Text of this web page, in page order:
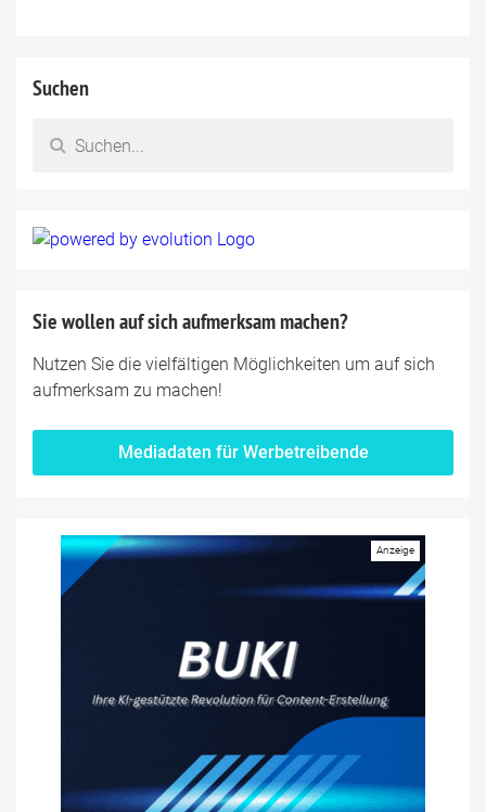
Suchen
Sie wollen auf sich aufmerksam machen?
Nutzen Sie die vielfältigen Möglichkeiten um auf sich
aufmerksam zu machen!
Mediadaten für Werbetreibende